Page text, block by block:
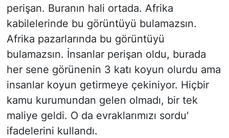
perişan. Buranın hali ortada. Afrika
kabilelerinde bu görüntüyü bulamazsın.
Afrika pazarlarında bu görüntüyü
bulamazsın. İnsanlar perişan oldu, burada
her sene görünenin 3 katı koyun olurdu ama
insanlar koyun getirmeye çekiniyor. Hiçbir
kamu kurumundan gelen olmadı, bir tek
maliye geldi. O da evraklarımızı sordu'
ifadelerini kullandı.